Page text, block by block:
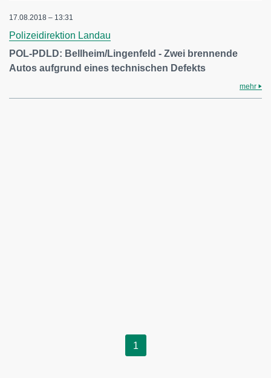
17.08.2018 – 13:31
Polizeidirektion Landau
POL-PDLD: Bellheim/Lingenfeld - Zwei brennende
Autos aufgrund eines technischen Defekts
mehr
1